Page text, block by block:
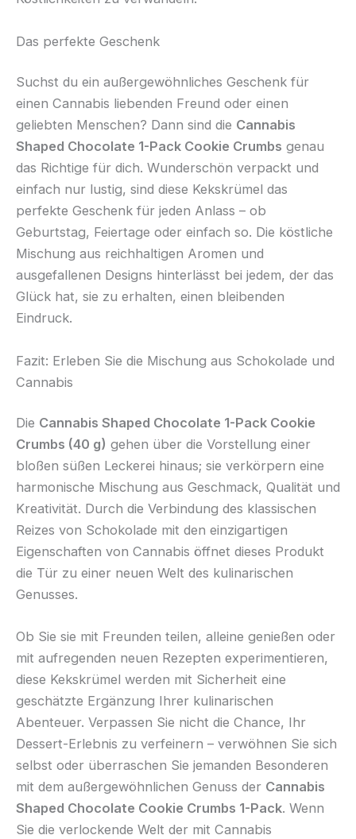
Das perfekte Geschenk
Suchst du ein außergewöhnliches Geschenk für
einen Cannabis liebenden Freund oder einen
geliebten Menschen? Dann sind die Cannabis
Shaped Chocolate 1-Pack Cookie Crumbs genau
das Richtige für dich. Wunderschön verpackt und
einfach nur lustig, sind diese Kekskrümel das
perfekte Geschenk für jeden Anlass – ob
Geburtstag, Feiertage oder einfach so. Die köstliche
Mischung aus reichhaltigen Aromen und
ausgefallenen Designs hinterlässt bei jedem, der das
Glück hat, sie zu erhalten, einen bleibenden
Eindruck.
Fazit: Erleben Sie die Mischung aus Schokolade und
Cannabis
Die Cannabis Shaped Chocolate 1-Pack Cookie
Crumbs (40 g) gehen über die Vorstellung einer
bloßen süßen Leckerei hinaus; sie verkörpern eine
harmonische Mischung aus Geschmack, Qualität und
Kreativität. Durch die Verbindung des klassischen
Reizes von Schokolade mit den einzigartigen
Eigenschaften von Cannabis öffnet dieses Produkt
die Tür zu einer neuen Welt des kulinarischen
Genusses.
Ob Sie sie mit Freunden teilen, alleine genießen oder
mit aufregenden neuen Rezepten experimentieren,
diese Kekskrümel werden mit Sicherheit eine
geschätzte Ergänzung Ihrer kulinarischen
Abenteuer. Verpassen Sie nicht die Chance, Ihr
Dessert-Erlebnis zu verfeinern – verwöhnen Sie sich
selbst oder überraschen Sie jemanden Besonderen
mit dem außergewöhnlichen Genuss der Cannabis
Shaped Chocolate Cookie Crumbs 1-Pack. Wenn
Sie die verlockende Welt der mit Cannabis